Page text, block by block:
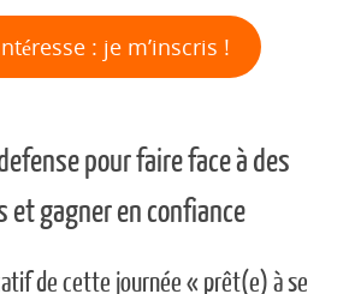
: je m’inscris !
pour faire face à des
gagner en confiance
de cette journée « prêt(e) à se